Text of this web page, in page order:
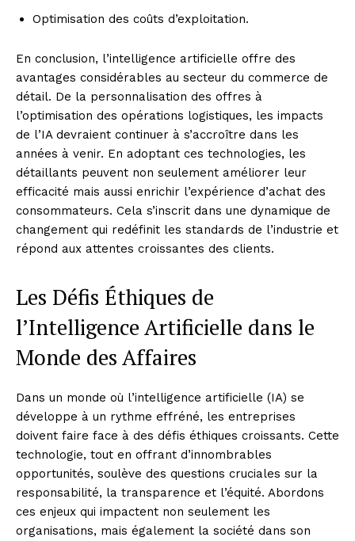
Optimisation des coûts d’exploitation.
En conclusion, l’intelligence artificielle offre des
avantages considérables au secteur du commerce de
détail. De la personnalisation des offres à
l’optimisation des opérations logistiques, les impacts
de l’IA devraient continuer à s’accroître dans les
années à venir. En adoptant ces technologies, les
détaillants peuvent non seulement améliorer leur
efficacité mais aussi enrichir l’expérience d’achat des
consommateurs. Cela s’inscrit dans une dynamique de
changement qui redéfinit les standards de l’industrie et
répond aux attentes croissantes des clients.
Les Défis Éthiques de
l’Intelligence Artificielle dans le
Monde des Affaires
Dans un monde où l’intelligence artificielle (IA) se
développe à un rythme effréné, les entreprises
doivent faire face à des défis éthiques croissants. Cette
technologie, tout en offrant d’innombrables
opportunités, soulève des questions cruciales sur la
responsabilité, la transparence et l’équité. Abordons
ces enjeux qui impactent non seulement les
organisations, mais également la société dans son